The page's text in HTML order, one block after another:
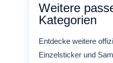
Weitere
Kategorien
Entdecke weitere
Einzelsticker und